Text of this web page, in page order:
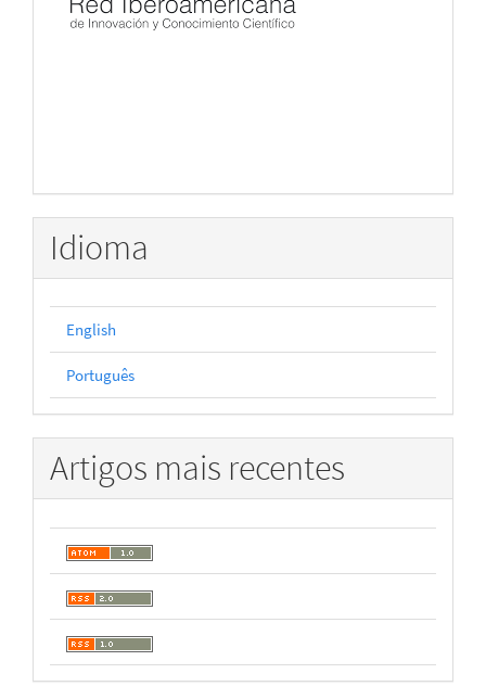
Idioma
English
Português
Artigos mais recentes